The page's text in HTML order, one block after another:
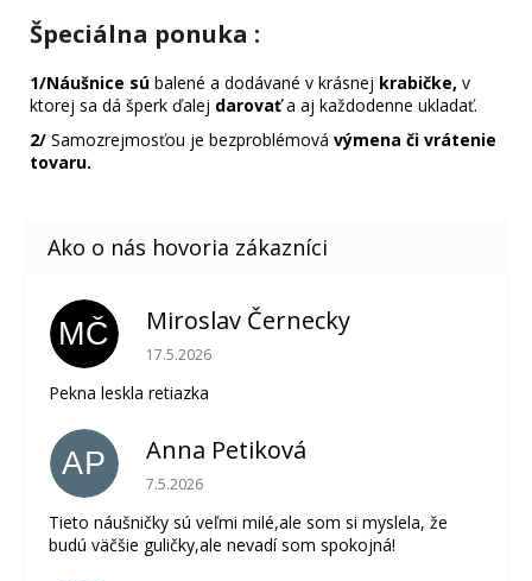
Špeciálna ponuka :
1/Náušnice sú balené a dodávané v krásnej krabičke, v
ktorej sa dá šperk ďalej darovaťa aj každodenne ukladať.
2/ Samozrejmosťou je bezproblémová výmena či vrátenie
tovaru.
MČ Miroslav Černecky
Hodnotenie obchodu je 5 z 5 hviezdičiek.
17.5.2026
Pekna leskla retiazka
AP Anna Petiková
Hodnotenie obchodu je 5 z 5 hviezdičiek.
7.5.2026
Tieto náušničky sú veľmi milé,ale som si myslela, že
budú väčšie guličky,ale nevadí som spokojná!